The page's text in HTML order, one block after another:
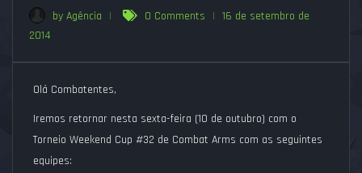
ASSISTIR
PERGUNTAS FREQUENTES
by Agência | 0 Comments | 16 de setembro de
2014
Olá Combatentes,
Iremos retornar nesta sexta-feira (10 de outubro) com o
Torneio Weekend Cup #32 de Combat Arms com as seguintes
equipes: